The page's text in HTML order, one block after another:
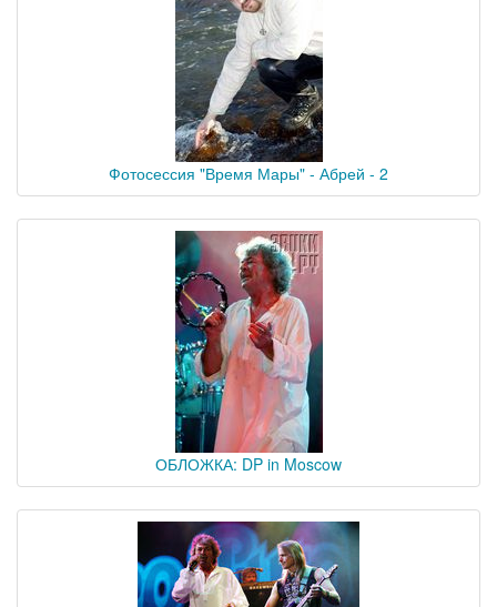
Фотосессия "Время Мары" - Абрей - 2
ОБЛОЖКА: DP in Moscow